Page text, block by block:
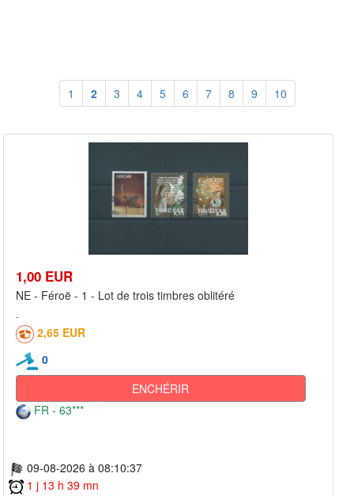
1 2 3 4 5 6 7 8 9 10
1,00 EUR
NE - Féroë - 1 - Lot de trois timbres oblitéré
2,65 EUR
0
ENCHÉRIR
FR - 63***
09-08-2026 à 08:10:37
1 j 13 h 39 mn